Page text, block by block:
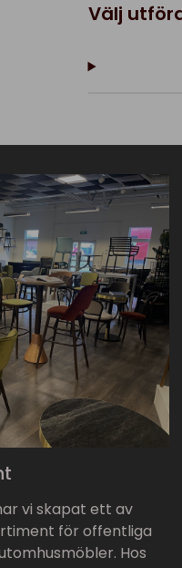
Välj
vi skapat ett av
för offentliga
Hos